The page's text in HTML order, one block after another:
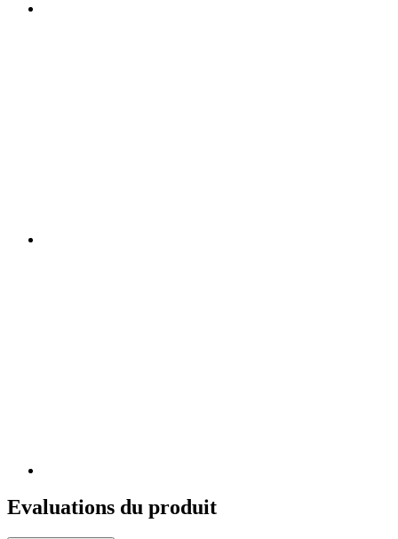
Evaluations du produit